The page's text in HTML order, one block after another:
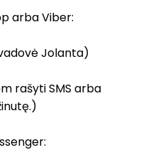
arba Viber:
Jolanta)
rašyti SMS arba